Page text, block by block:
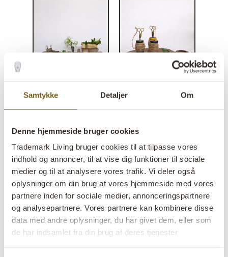
Samtykke Detaljer Om
Denne hjemmeside bruger cookies
Trademark Living bruger cookies til at tilpasse vores
indhold og annoncer, til at vise dig funktioner til sociale
medier og til at analysere vores trafik. Vi deler også
oplysninger om din brug af vores hjemmeside med vores
partnere inden for sociale medier, annonceringspartnere
og analysepartnere. Vores partnere kan kombinere disse
data med andre oplysninger, du har givet dem, eller som
de har indsamlet fra din brug af deres tjenester
Trådtrisse inkl. saks og 20 m
lens På lager
Varenr: D16580
Colli: 10 Stk
Farve: Multi
VIGTIGT hvert produkt er unik i farve og finish